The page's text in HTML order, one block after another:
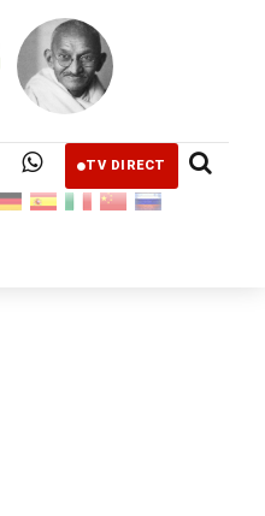
TV DIRECT